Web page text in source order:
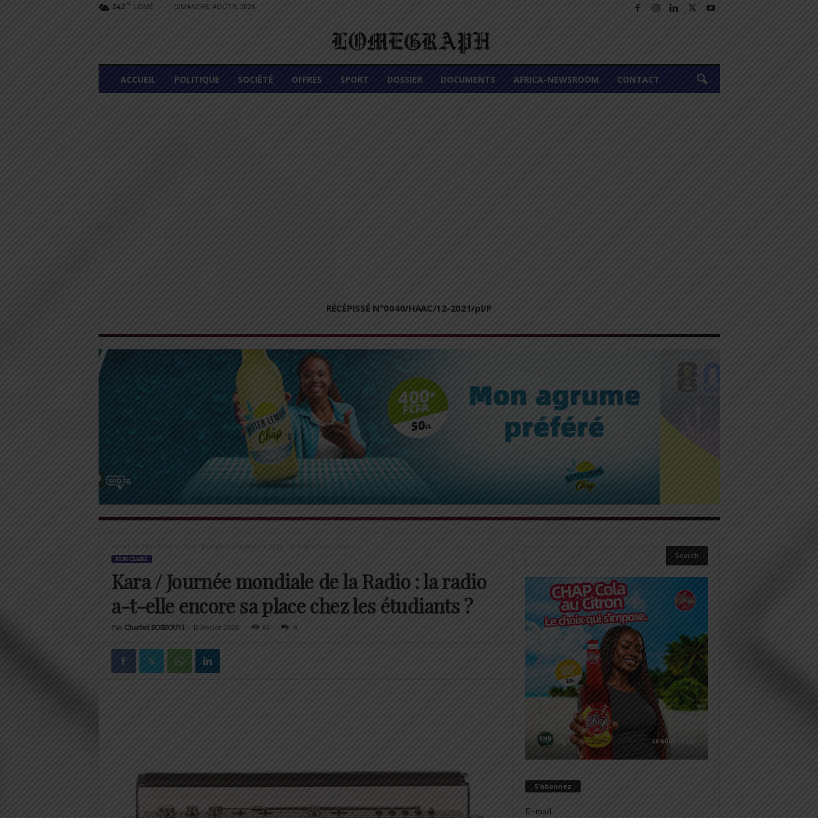
24.2 C LOMÉ DIMANCHE, AOÛT 9, 2026
L
M
ACCUEIL POLITIQUE SOCIÉTÉ OFFRES SPORT DOSSIER DOCUMENTS AFRICA-NEWSROOM CONTACT
RÉCÉPISSÉ N°0040/HAAC/12-2021/pl/P
Accueil Kara / Journée mondiale de la Radio : la radio a-t-elle encore...
NON CLASSÉ
Kara / Journée mondiale de la Radio : la radio
a-t-elle encore sa place chez les étudiants ?
Par Charbel SOSSOUVI- 15 février 2026 61 0
S’abonnez
E-mail